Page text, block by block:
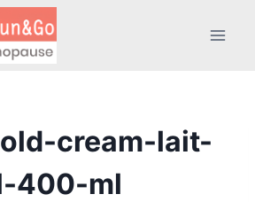
cream-lait-
400-ml